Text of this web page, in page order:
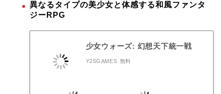
異なるタイプの美少女と体感する和風ファンタ
ジーRPG
少女ウォーズ: 幻想天下統一戦
Y2SGAMES 無料